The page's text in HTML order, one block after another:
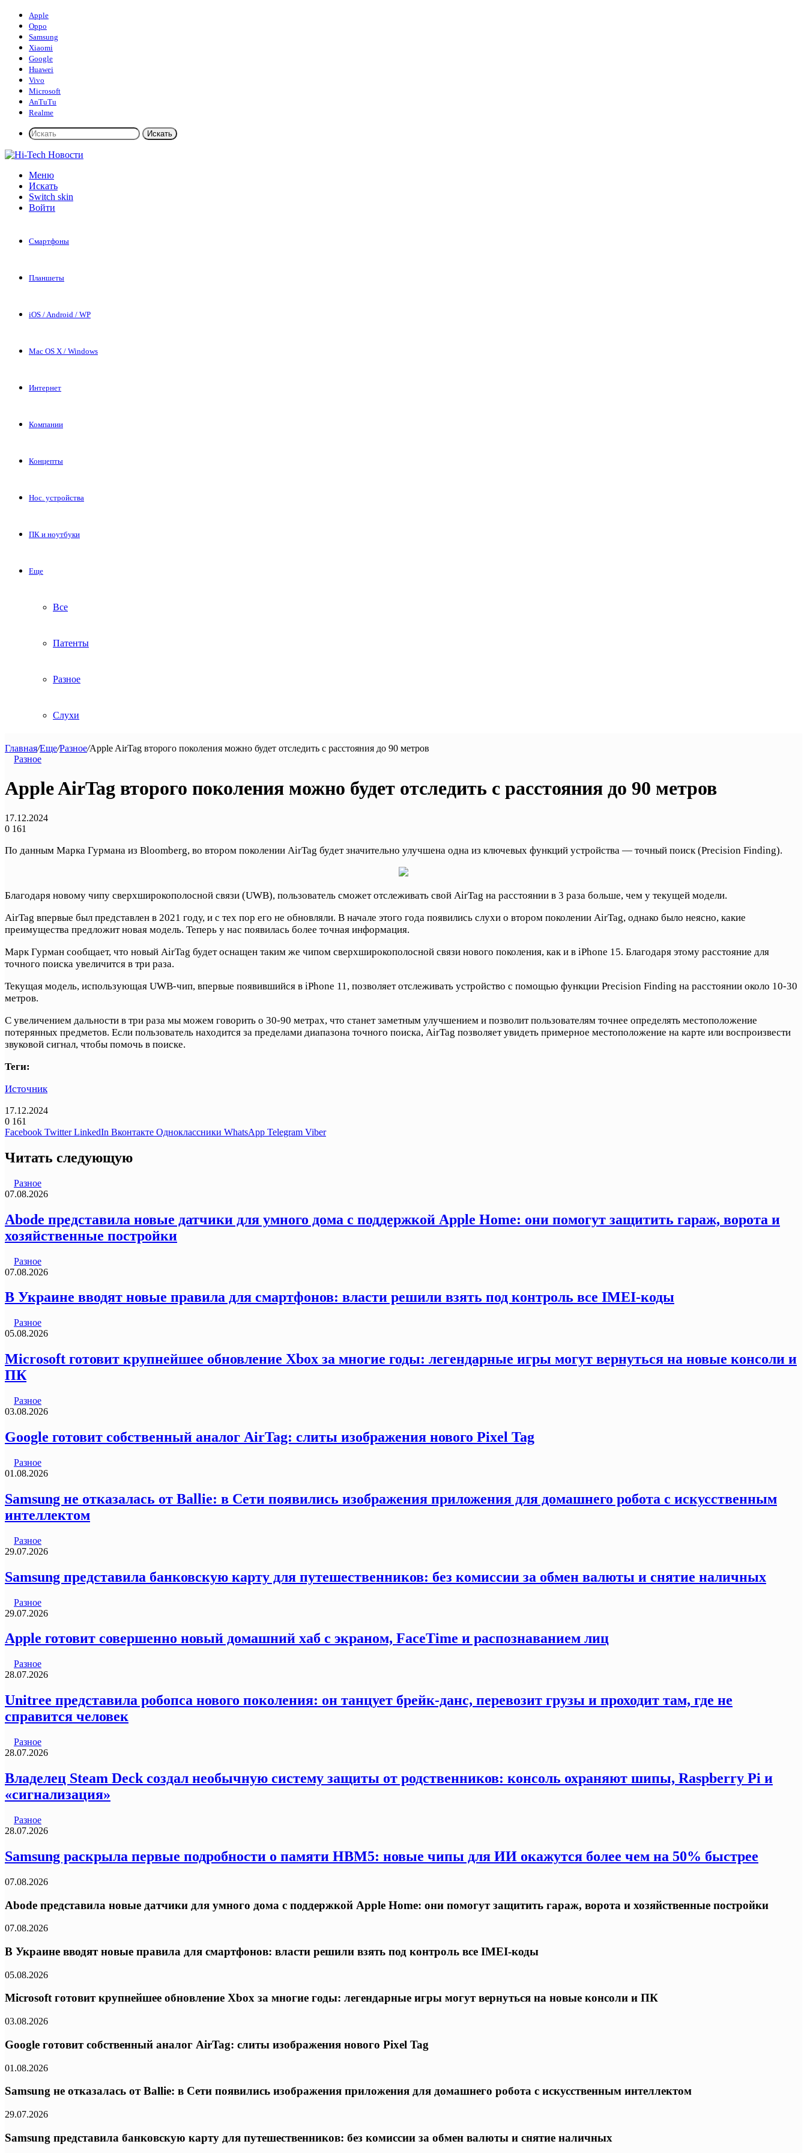
Apple
Oppo
Samsung
Xiaomi
Google
Huawei
Vivo
Microsoft
AnTuTu
Realme
Искать
Меню
Искать
Switch skin
Войти
Смартфоны
Планшеты
iOS / Android / WP
Mac OS X / Windows
Интернет
Компании
Концепты
Нос. устройства
ПК и ноутбуки
Еще
Все
Патенты
Разное
Слухи
Главная/Еще/Разное/Apple AirTag второго поколения можно будет отследить с расстояния до 90 метров
Разное
Apple AirTag второго поколения можно будет отследить с расстояния до 90 метров
17.12.2024
0 161
По данным Марка Гурмана из Bloomberg, во втором поколении AirTag будет значительно улучшена одна из ключевых функций устройства — точный поиск (Precision Finding).
Благодаря новому чипу сверхширокополосной связи (UWB), пользователь сможет отслеживать свой AirTag на расстоянии в 3 раза больше, чем у текущей модели.
AirTag впервые был представлен в 2021 году, и с тех пор его не обновляли. В начале этого года появились слухи о втором поколении AirTag, однако было неясно, какие
преимущества предложит новая модель. Теперь у нас появилась более точная информация.
Марк Гурман сообщает, что новый AirTag будет оснащен таким же чипом сверхширокополосной связи нового поколения, как и в iPhone 15. Благодаря этому расстояние для
точного поиска увеличится в три раза.
Текущая модель, использующая UWB-чип, впервые появившийся в iPhone 11, позволяет отслеживать устройство с помощью функции Precision Finding на расстоянии около 10-30
метров.
С увеличением дальности в три раза мы можем говорить о 30-90 метрах, что станет заметным улучшением и позволит пользователям точнее определять местоположение
потерянных предметов. Если пользователь находится за пределами диапазона точного поиска, AirTag позволяет увидеть примерное местоположение на карте или воспроизвести
звуковой сигнал, чтобы помочь в поиске.
Теги:
Источник
17.12.2024
0 161
Facebook Twitter LinkedIn Вконтакте Одноклассники WhatsApp Telegram Viber
Читать следующую
Разное
07.08.2026
Abode представила новые датчики для умного дома с поддержкой Apple Home: они помогут защитить гараж, ворота и
хозяйственные постройки
Разное
07.08.2026
В Украине вводят новые правила для смартфонов: власти решили взять под контроль все IMEI-коды
Разное
05.08.2026
Microsoft готовит крупнейшее обновление Xbox за многие годы: легендарные игры могут вернуться на новые консоли и
ПК
Разное
03.08.2026
Google готовит собственный аналог AirTag: слиты изображения нового Pixel Tag
Разное
01.08.2026
Samsung не отказалась от Ballie: в Сети появились изображения приложения для домашнего робота с искусственным
интеллектом
Разное
29.07.2026
Samsung представила банковскую карту для путешественников: без комиссии за обмен валюты и снятие наличных
Разное
29.07.2026
Apple готовит совершенно новый домашний хаб с экраном, FaceTime и распознаванием лиц
Разное
28.07.2026
Unitree представила робопса нового поколения: он танцует брейк-данс, перевозит грузы и проходит там, где не
справится человек
Разное
28.07.2026
Владелец Steam Deck создал необычную систему защиты от родственников: консоль охраняют шипы, Raspberry Pi и
«сигнализация»
Разное
28.07.2026
Samsung раскрыла первые подробности о памяти HBM5: новые чипы для ИИ окажутся более чем на 50% быстрее
07.08.2026
Abode представила новые датчики для умного дома с поддержкой Apple Home: они помогут защитить гараж, ворота и хозяйственные постройки
07.08.2026
В Украине вводят новые правила для смартфонов: власти решили взять под контроль все IMEI-коды
05.08.2026
Microsoft готовит крупнейшее обновление Xbox за многие годы: легендарные игры могут вернуться на новые консоли и ПК
03.08.2026
Google готовит собственный аналог AirTag: слиты изображения нового Pixel Tag
01.08.2026
Samsung не отказалась от Ballie: в Сети появились изображения приложения для домашнего робота с искусственным интеллектом
29.07.2026
Samsung представила банковскую карту для путешественников: без комиссии за обмен валюты и снятие наличных